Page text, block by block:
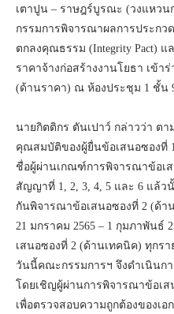
เตาปูน – ราษฎร์บูรณะ (วงแหว
กรรมการพิจารณาผลการประก
ตกลงคุณธรรม (Integrity Pact)
ราคาจ้างก่อสร้างงานโยธา เข้า
(ด้านราคา) ณ ห้องประชุม 1 ชั้น
นายกิตติกร ตันเปาว์ กล่าวว่า ต
คุณสมบัติของผู้ยื่นข้อเสนอซองที่
ชื่อผู้ผ่านเกณฑ์การพิจารณาข้อเ
สัญญาที่ 1, 2, 3, 4, 5 และ 6 แล้
กันพิจารณาข้อเสนอซองที่ 2 (ด้
21 มกราคม 2565 – 1 กุมภาพันธ์
เสนอซองที่ 2 (ด้านเทคนิค) ทุกร
วันนี้คณะกรรมการฯ จึงดำเนินก
โดยเชิญผู้ผ่านการพิจารณาข้อเ
เพื่อตรวจสอบความถูกต้องของเ